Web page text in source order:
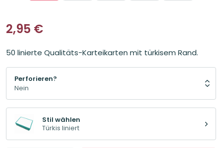
2,95 €
50 linierte Qualitäts-Karteikarten mit türkisem Rand.
Perforieren?
Stil wählen
Türkis liniert